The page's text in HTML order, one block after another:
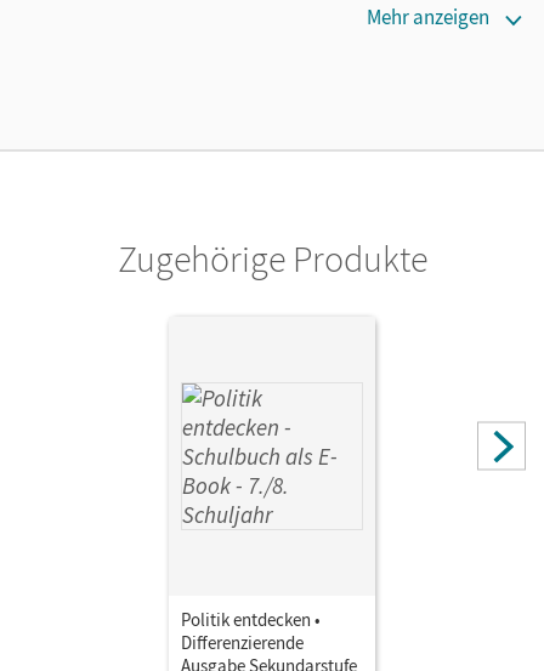
Mehr anzeigen
Zugehörige Produkte
Politik entdecken •
Differenzierende
Ausgabe Sekundarstufe